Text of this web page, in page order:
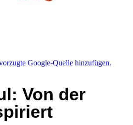
Google-Quelle hinzufügen.
Von der